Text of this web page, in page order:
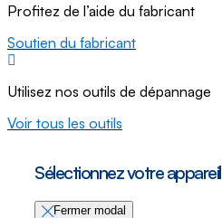
Profitez de l’aide du fabricant
Soutien du fabricant
Utilisez nos outils de dépannage
Voir tous les outils
Sélectionnez votre appareil
Fermer modal